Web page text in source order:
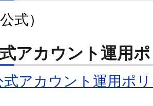
式）
アカウント運用
式アカウント運用ポ